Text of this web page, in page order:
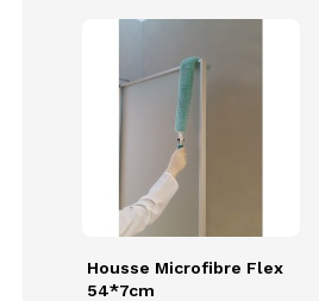
Housse Microfibre Flex
54*7cm